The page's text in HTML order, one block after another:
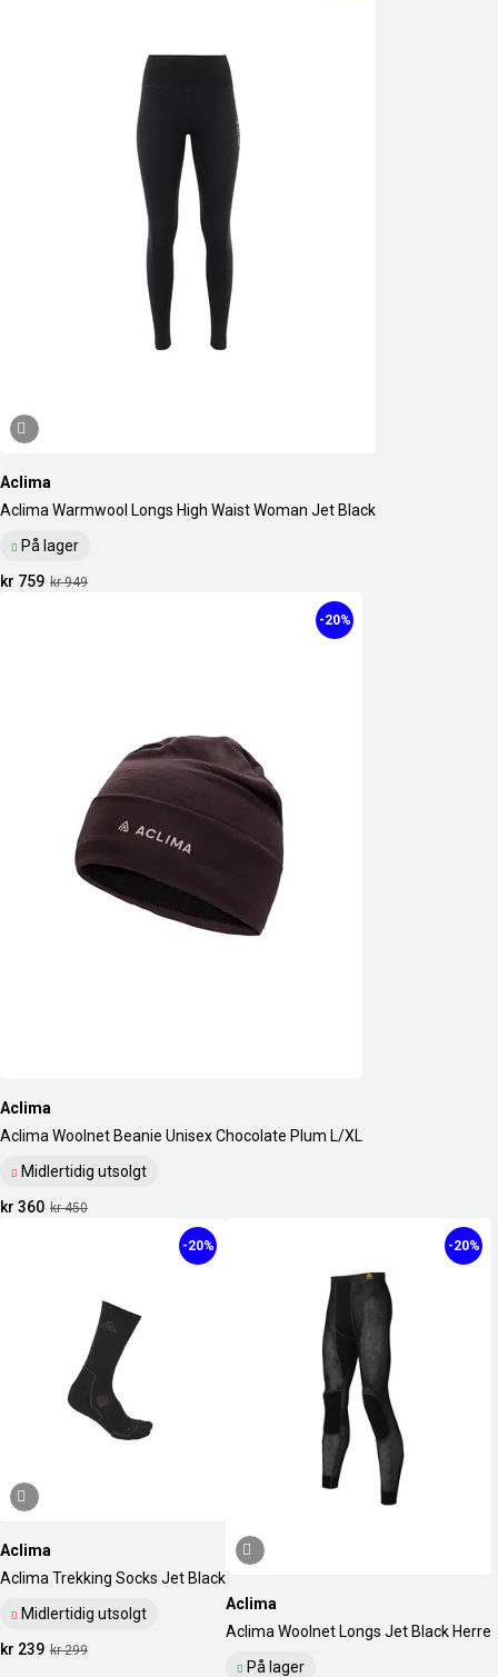
Aclima
Aclima Warmwool Longs High Waist Woman Jet Black
På lager
kr 949
kr 759
Aclima
Aclima Woolnet Beanie Unisex Chocolate Plum L/XL
Midlertidig utsolgt
-20%
kr 450
kr 360
Aclima
Aclima Trekking Socks Jet Black
Midlertidig utsolgt
-20%
kr 299
kr 239
Aclima
Aclima Woolnet Longs Jet Black Herre
På lager
-20%